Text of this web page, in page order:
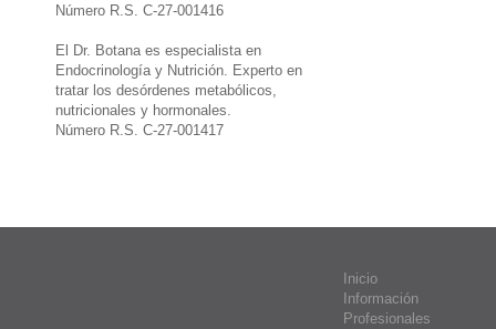
Número R.S. C-27-001416
El Dr. Botana es especialista en
Endocrinología y Nutrición. Experto en
tratar los desórdenes metabólicos,
nutricionales y hormonales.
Número R.S. C-27-001417
Inicio
Información
Profesionales